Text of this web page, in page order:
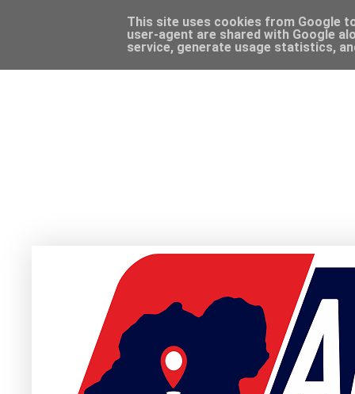
This site uses cookies from Google
user-agent are shared with Google
service, generate usage statistics,